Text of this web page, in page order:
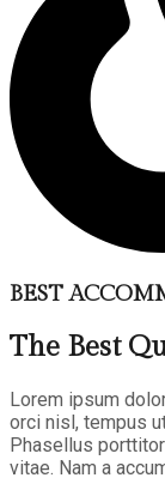
BEST
The Best
Lorem ipsum
orci nisl, tempus
Phasellus
vitae. Nam a